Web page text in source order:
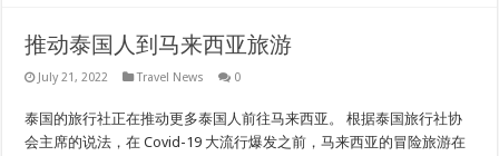
推动泰国人到马来西亚旅游
July 21, 2022 Travel News 0
泰国的旅行社正在推动更多泰国人前往马来西亚。 根据泰国旅行社协
会主席的说法，在 Covid-19 大流行爆发之前，马来西亚的冒险旅游在